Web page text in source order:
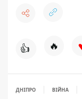
👍 🔥
ДНІПРО ВІЙНА